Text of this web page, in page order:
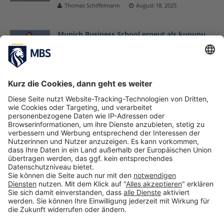
Thomas Schiffelmann August 18, 2025
Munich Business School erneut als kununu
Konferenz in Siracusa im Rahmen des Young
Entrepreneurs Succeed Programms bespricht
Thema der NEETs in Sizilien
Giulia Parola April 1, 2020
Start-up-Projekt: Studierende im Master
Innovation and Entrepreneurship erarbeiten
eigene Business-Ideen
März 9, 2022